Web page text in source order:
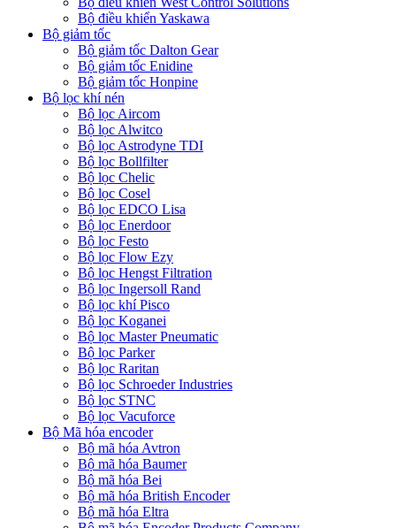
Bộ điều khiển Yaskawa
Bộ giảm tốc
Bộ giảm tốc Dalton Gear
Bộ giảm tốc Enidine
Bộ giảm tốc Honpine
Bộ lọc khí nén
Bộ lọc Aircom
Bộ lọc Alwitco
Bộ lọc Astrodyne TDI
Bộ lọc Bollfilter
Bộ lọc Chelic
Bộ lọc Cosel
Bộ lọc EDCO Lisa
Bộ lọc Enerdoor
Bộ lọc Festo
Bộ lọc Flow Ezy
Bộ lọc Hengst Filtration
Bộ lọc Ingersoll Rand
Bộ lọc khí Pisco
Bộ lọc Koganei
Bộ lọc Master Pneumatic
Bộ lọc Parker
Bộ lọc Raritan
Bộ lọc Schroeder Industries
Bộ lọc STNC
Bộ lọc Vacuforce
Bộ Mã hóa encoder
Bộ mã hóa Avtron
Bộ mã hóa Baumer
Bộ mã hóa Bei
Bộ mã hóa British Encoder
Bộ mã hóa Eltra